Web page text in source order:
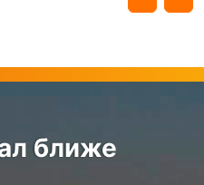
ближе